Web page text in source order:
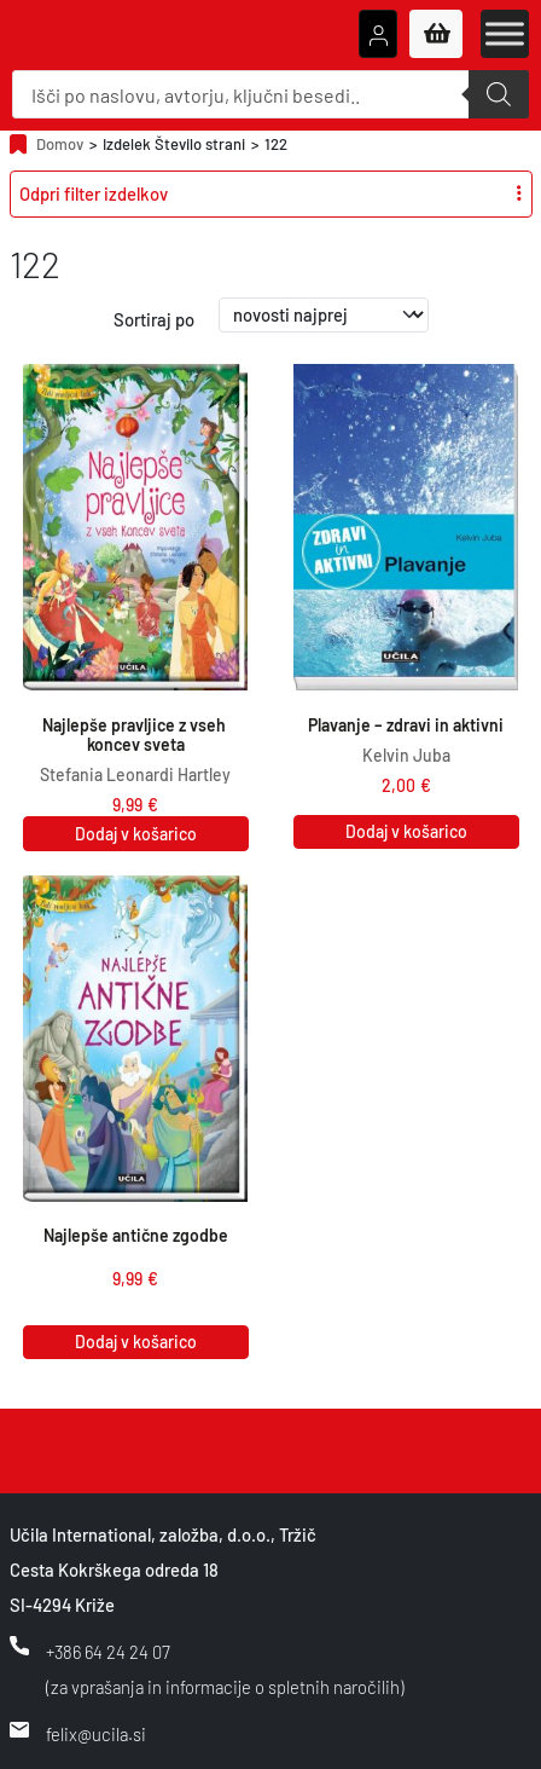
P
o
d
u
c
t
s
r
c
Domov > Izdelek Število strani > 122
122
Sortiraj po
Najlepše pravljice z vseh
koncev sveta
Stefania Leonardi Hartley
9,99 €
Dodaj v košarico
Plavanje – zdravi in aktivni
Kelvin Juba
2,00 €
Dodaj v košarico
Najlepše antične zgodbe
9,99 €
Dodaj v košarico
Odpri filter izdelkov
Učila International, založba, d.o.o., Tržič
Cesta Kokrškega odreda 18
SI-4294 Križe
+386 64 24 24 07
(za vprašanja in informacije o spletnih naročilih)
felix@ucila.si